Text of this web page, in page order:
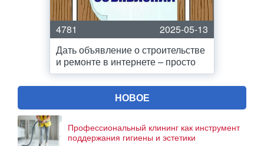
4781
2025-05-13
Дать объявление о строительстве
и ремонте в интернете – просто
НОВОЕ
Профессиональный клининг как инструмент
поддержания гигиены и эстетики